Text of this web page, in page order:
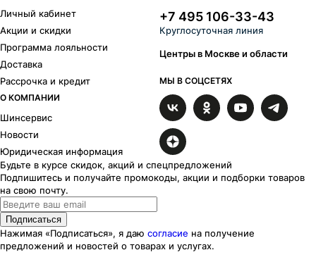
Финчер 26
Флайт 13
Фриман 5
Горизонт
Грид 9
Хафпайп 3
Хит 6
Икигай
Катар
Кайкос 6
Кайт 1
Каzaнтип
63
Маскот 18
Майами лайт 18
Майами 1
Личный кабинет
Акции и скидки
Программа лояльности
Доставка
Рассрочка и кредит
О КОМПАНИИ
Шинсервис
Новости
Юридическая информация
+7 495 106-33-43
Круглосуточная линия
Центры в Москве и области
МЫ В СОЦСЕТЯХ
Будьте в курсе скидок, акций и спецпредложений
Подпишитесь и получайте промокоды, акции и подборки товаров
на свою почту.
Подписаться
Нажимая «Подписаться», я даю согласие на получение
предложений и новостей о товарах и услугах.